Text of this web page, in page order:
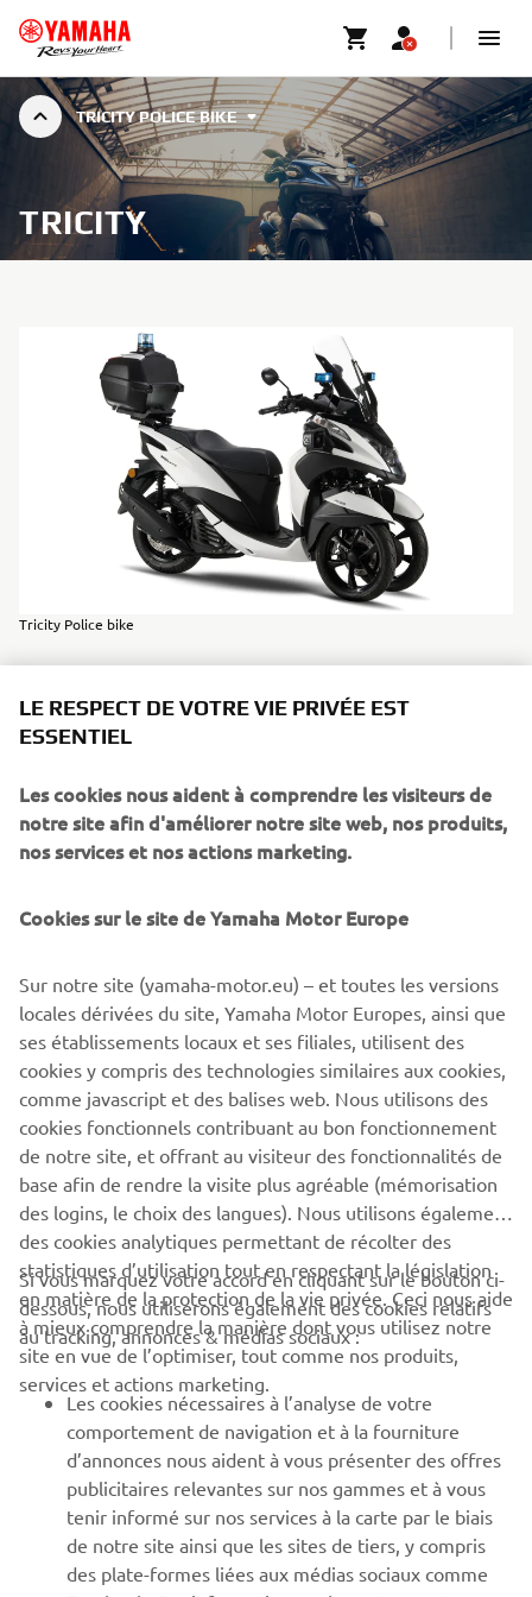
TRICITY POLICE BIKE
TRICITY
Tricity Police bike
YOUR FLEET AND YOUR STREET
Your police fleet works hard and they deserve all the extra
advantages possible, for their safety and ours. The Tricity
with the same trusted reliability and practicality that
Yamaha has been known to deliver since 1987.
Its fuel-injected 4-stroke 125cc engine delivers a quick,
responsive performance, while its set of three discs and
Unified Braking System delivers powerful and predictable
braking, enabling police officers to be able to react quickly
to any situation. It’s ready for full police equipment
installation and has ample storage space.
CORPORATE
BUSINESS
PLUS DE YAMAHA
SOUTIEN
BULLETIN
LE RESPECT DE VOTRE VIE PRIVÉE EST
ESSENTIEL
Les cookies nous aident à comprendre les visiteurs de
notre site afin d'améliorer notre site web, nos produits,
nos services et nos actions marketing.
Cookies sur le site de Yamaha Motor Europe
Sur notre site (yamaha-motor.eu) – et toutes les versions
locales dérivées du site, Yamaha Motor Europes, ainsi que
ses établissements locaux et ses filiales, utilisent des
cookies y compris des technologies similaires aux cookies,
comme javascript et des balises web. Nous utilisons des
cookies fonctionnels contribuant au bon fonctionnement
de notre site, et offrant au visiteur des fonctionnalités de
base afin de rendre la visite plus agréable (mémorisation
des logins, le choix des langues). Nous utilisons également
des cookies analytiques permettant de récolter des
statistiques d’utilisation tout en respectant la législation
en matière de la protection de la vie privée. Ceci nous aide
à mieux comprendre la manière dont vous utilisez notre
site en vue de l’optimiser, tout comme nos produits,
services et actions marketing.
Si vous marquez votre accord en cliquant sur le bouton ci-
dessous, nous utiliserons également des cookies relatifs
au tracking, annonces & médias sociaux :
Les cookies nécessaires à l’analyse de votre
comportement de navigation et à la fourniture
d’annonces nous aident à vous présenter des offres
publicitaires relevantes sur nos gammes et à vous
tenir informé sur nos services à la carte par le biais
de notre site ainsi que les sites de tiers, y compris
des plate-formes liées aux médias sociaux comme